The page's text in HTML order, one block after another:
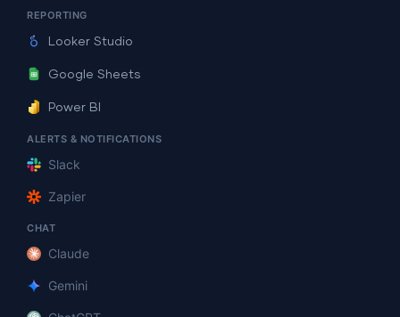
REPORTING
Looker Studio
Google Sheets
Power BI
ALERTS & NOTIFICATIONS
Slack
Zapier
CHAT
Claude
Gemini